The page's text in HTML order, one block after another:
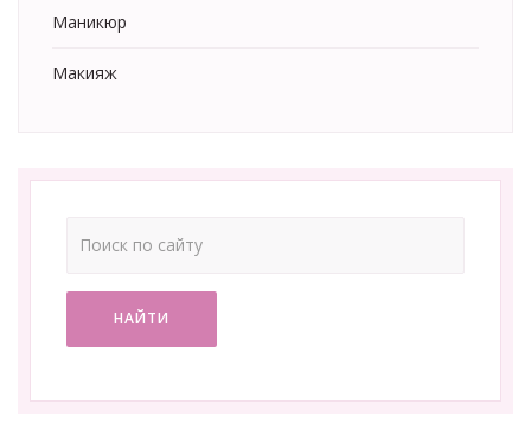
Маникюр
Макияж
НАЙТИ